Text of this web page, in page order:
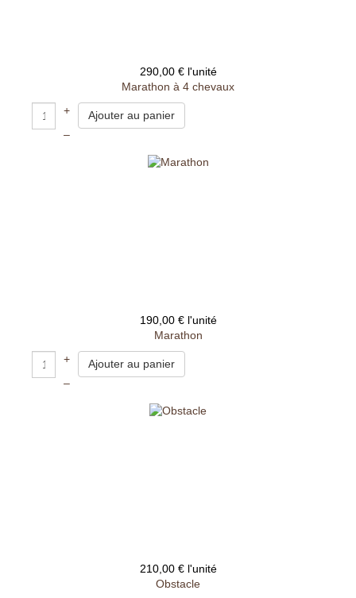
290,00 € l'unité
Marathon à 4 chevaux
+
–
190,00 € l'unité
Marathon
+
–
210,00 € l'unité
Obstacle